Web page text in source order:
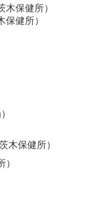
健所）
木保健所）